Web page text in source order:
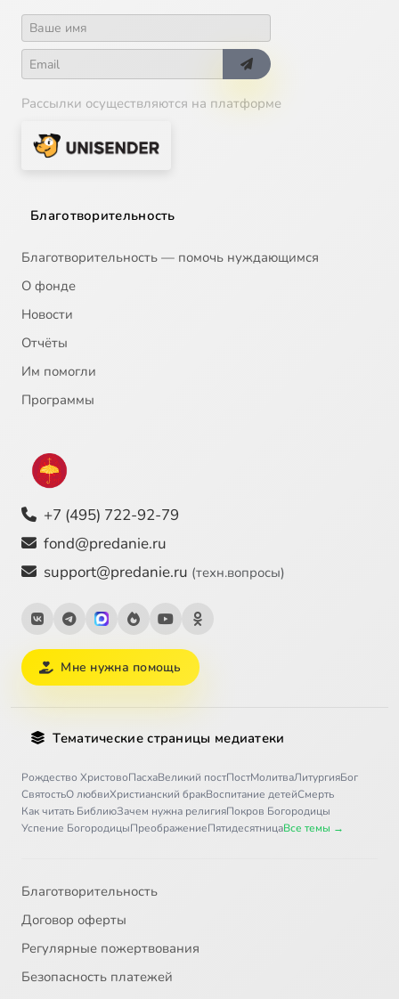
Рассылки осуществляются на платформе
Благотворительность
Благотворительность — помочь нуждающимся
О фонде
Новости
Отчёты
Им помогли
Программы
+7 (495) 722-92-79
fond@predanie.ru
support@predanie.ru (техн.вопросы)
Мне нужна помощь
Тематические страницы медиатеки
Рождество ХристовоПасхаВеликий постПостМолитваЛитургияБог
СвятостьО любвиХристианский бракВоспитание детейСмерть
Как читать БиблиюЗачем нужна религияПокров Богородицы
Успение БогородицыПреображениеПятидесятницаВсе темы →
Благотворительность
Договор оферты
Регулярные пожертвования
Безопасность платежей